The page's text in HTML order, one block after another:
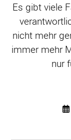
Es gibt viele
nicht mehr
immer mehr
nur